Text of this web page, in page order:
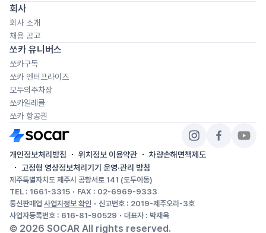
개인정보처리방침 위치정보 이용약관
차량손해면책제도
고정형 영상정보처리기기 운영·관리 방침
제주특별자치도 제주시 공항서로 141 (도두이동)
TEL : 1661-3315
FAX : 02-6969-9333
통신판매업 사업자정보 확인
신고번호 : 2019-제주오라-3호
사업자등록번호 : 616-81-90529
대표자 : 박재욱
© 2026 SOCAR All rights reserved.
회사
회사 소개
채용 공고
쏘카 유니버스
쏘카구독
쏘카 엔터프라이즈
모두의주차장
쏘카일레클
쏘카 항공권